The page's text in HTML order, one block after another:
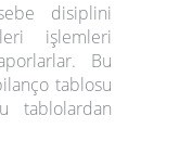
disiplini
işlemleri
Bu
tablosu